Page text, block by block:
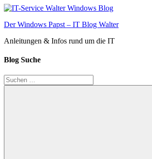
Zum
springen
Der Windows Papst – IT Blog Walter
Anleitungen & Infos rund um die IT
Blog Suche
Suchen
nach: